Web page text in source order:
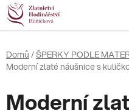
Přejít
na
obsah
Domů /ŠPERKY PODLE
Moderní zlaté náušnice s
Moderní